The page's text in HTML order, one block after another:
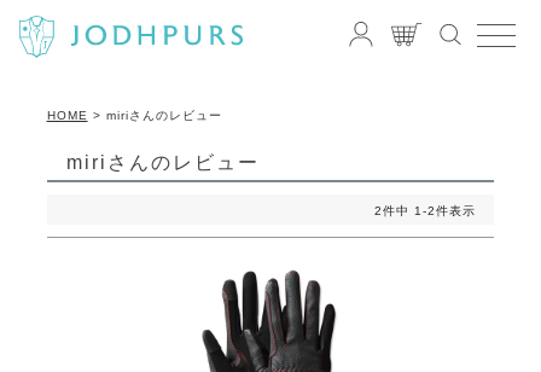
HOME miriさんのレビュー
miriさんのレビュー
2件中 1-2件表示